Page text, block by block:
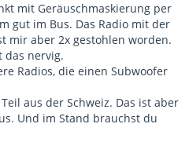
mit Geräuschmaskierung per
gut im Bus. Das Radio mit der
mir aber 2x gestohlen worden.
das nervig.
Radios, die einen Subwoofer
aus der Schweiz. Das ist aber
Und im Stand brauchst du